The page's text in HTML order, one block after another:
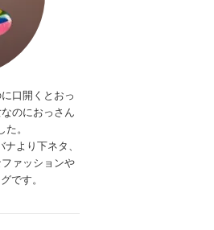
口開くとおっ
のにおっさん
た。
より下ネタ、
ァッションや
です。